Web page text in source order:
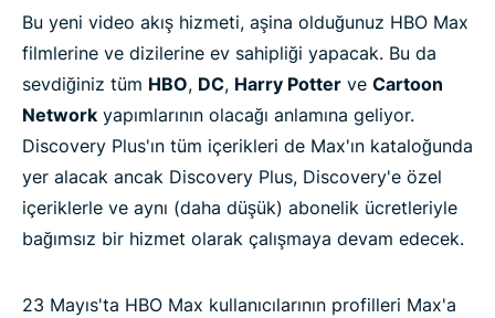
Bu yeni video akış hizmeti, aşina olduğunuz HBO Max
filmlerine ve dizilerine ev sahipliği yapacak. Bu da
sevdiğiniz tüm HBO, DC, Harry Potter ve Cartoon
Network yapımlarının olacağı anlamına geliyor.
Discovery Plus'ın tüm içerikleri de Max'ın kataloğunda
yer alacak ancak Discovery Plus, Discovery'e özel
içeriklerle ve aynı (daha düşük) abonelik ücretleriyle
bağımsız bir hizmet olarak çalışmaya devam edecek.
23 Mayıs'ta HBO Max kullanıcılarının profilleri Max'a